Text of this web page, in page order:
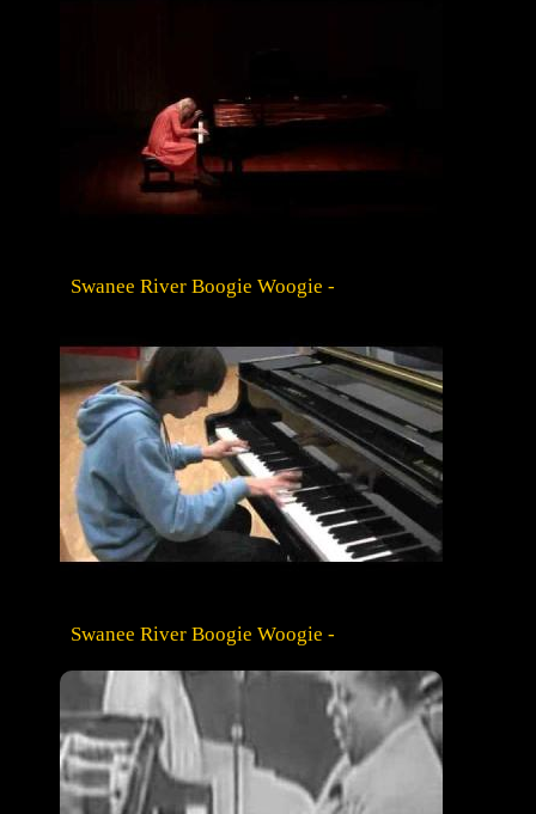
Swanee River Boogie Woogie -
Swanee River Boogie Woogie -